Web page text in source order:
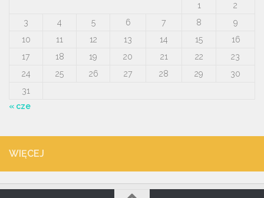
1
2
3
4 5 6 7 8
9
10
11 12 13 14 15
16
17
18 19 20 21 22
23
24
25 26 27 28 29
30
31
« cze
WIĘCEJ